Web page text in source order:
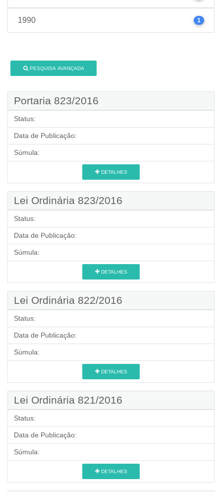
1990 1
PESQUISA AVANÇADA
Portaria 823/2016
Status:
Data de Publicação:
Súmula:
DETALHES
Lei Ordinária 823/2016
Status:
Data de Publicação:
Súmula:
DETALHES
Lei Ordinária 822/2016
Status:
Data de Publicação:
Súmula:
DETALHES
Lei Ordinária 821/2016
Status:
Data de Publicação:
Súmula:
DETALHES